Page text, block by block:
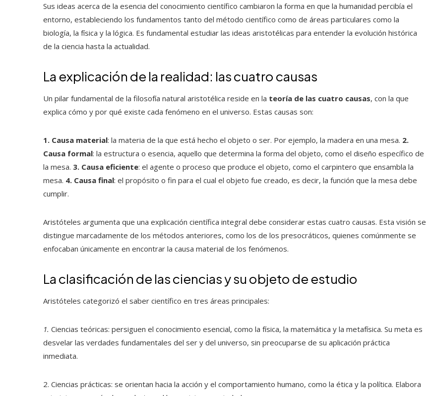
Sus ideas acerca de la esencia del conocimiento científico cambiaron la forma en que la humanidad percibía el
entorno, estableciendo los fundamentos tanto del método científico como de áreas particulares como la
biología, la física y la lógica. Es fundamental estudiar las ideas aristotélicas para entender la evolución histórica
de la ciencia hasta la actualidad.
La explicación de la realidad: las cuatro causas
Un pilar fundamental de la filosofía natural aristotélica reside en la teoría de las cuatro causas, con la que
explica cómo y por qué existe cada fenómeno en el universo. Estas causas son:
1. Causa material: la materia de la que está hecho el objeto o ser. Por ejemplo, la madera en una mesa. 2.
Causa formal: la estructura o esencia, aquello que determina la forma del objeto, como el diseño específico de
la mesa. 3. Causa eficiente: el agente o proceso que produce el objeto, como el carpintero que ensambla la
mesa. 4. Causa final: el propósito o fin para el cual el objeto fue creado, es decir, la función que la mesa debe
cumplir.
Aristóteles argumenta que una explicación científica integral debe considerar estas cuatro causas. Esta visión se
distingue marcadamente de los métodos anteriores, como los de los presocráticos, quienes comúnmente se
enfocaban únicamente en encontrar la causa material de los fenómenos.
La clasificación de las ciencias y su objeto de estudio
Aristóteles categorizó el saber científico en tres áreas principales:
1. Ciencias teóricas: persiguen el conocimiento esencial, como la física, la matemática y la metafísica. Su meta es
desvelar las verdades fundamentales del ser y del universo, sin preocuparse de su aplicación práctica
inmediata.
2. Ciencias prácticas: se orientan hacia la acción y el comportamiento humano, como la ética y la política. Elabora